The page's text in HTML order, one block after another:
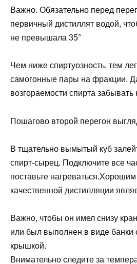
Важно. Обязательно перед
первичный дистиллят водой,
не превышала 35°
Чем ниже спиртуозность, тем
самогонные пары на фракции.
возгораемости спирта забывать
Пошагово второй перегон
В тщательно вымытый куб
спирт-сырец. Подключите все
поставьте
качественной дистилляции
Важно, чтобы он имел снизу
или был выполнен в виде банки
крышкой.
Внимательно следите за